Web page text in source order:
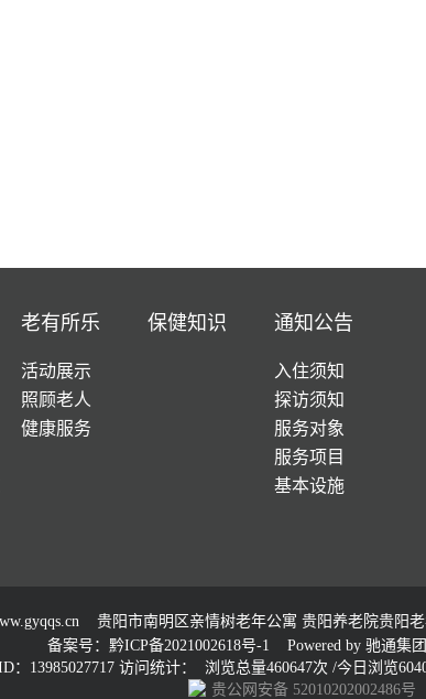
老有所乐
活动展示
照顾老人
健康服务
保健知识 通知公告
入住须知
探访须知
服务对象
服务项目
基本设施
贵阳市南明区亲情树老年公寓 贵阳养老院贵阳
备案号：黔ICP备2021002618号-1
Powered by 驰通集团
：13985027717 访问统计： 浏览总量460647次 /今日浏览
贵公网安备 52010202002486号